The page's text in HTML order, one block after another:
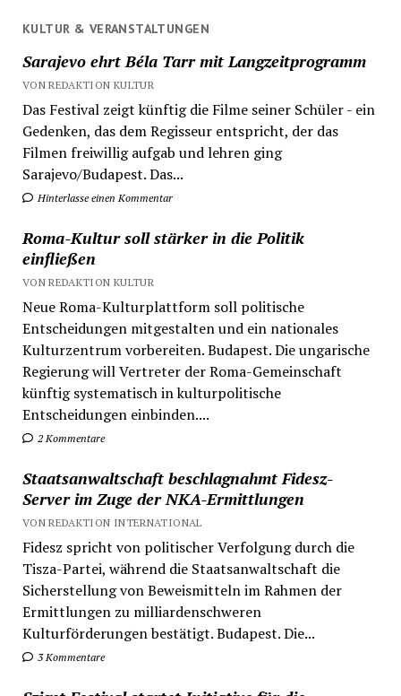
KULTUR & VERANSTALTUNGEN
Sarajevo ehrt Béla Tarr mit Langzeitprogramm
VON REDAKTION KULTUR
Das Festival zeigt künftig die Filme seiner Schüler - ein
Gedenken, das dem Regisseur entspricht, der das
Filmen freiwillig aufgab und lehren ging
Sarajevo/Budapest. Das...
Hinterlasse einen Kommentar
Roma-Kultur soll stärker in die Politik
einfließen
VON REDAKTION KULTUR
Neue Roma-Kulturplattform soll politische
Entscheidungen mitgestalten und ein nationales
Kulturzentrum vorbereiten. Budapest. Die ungarische
Regierung will Vertreter der Roma-Gemeinschaft
künftig systematisch in kulturpolitische
Entscheidungen einbinden....
2 Kommentare
Staatsanwaltschaft beschlagnahmt Fidesz-
Server im Zuge der NKA-Ermittlungen
VON REDAKTION INTERNATIONAL
Fidesz spricht von politischer Verfolgung durch die
Tisza-Partei, während die Staatsanwaltschaft die
Sicherstellung von Beweismitteln im Rahmen der
Ermittlungen zu milliardenschweren
Kulturförderungen bestätigt. Budapest. Die...
3 Kommentare